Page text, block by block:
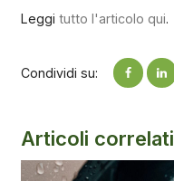
Leggi tutto l'articolo qui.
Condividi su:
Articoli correlati